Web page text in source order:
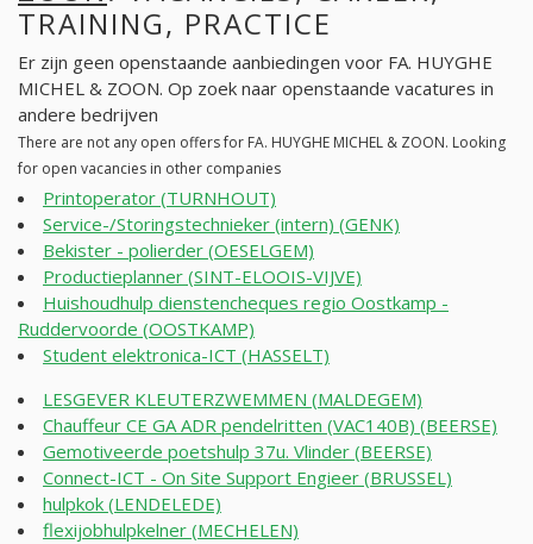
TRAINING, PRACTICE
Er zijn geen openstaande aanbiedingen voor FA. HUYGHE
MICHEL & ZOON. Op zoek naar openstaande vacatures in
andere bedrijven
There are not any open offers for FA. HUYGHE MICHEL & ZOON. Looking
for open vacancies in other companies
Printoperator (TURNHOUT)
Service-/Storingstechnieker (intern) (GENK)
Bekister - polierder (OESELGEM)
Productieplanner (SINT-ELOOIS-VIJVE)
Huishoudhulp dienstencheques regio Oostkamp -
Ruddervoorde (OOSTKAMP)
Student elektronica-ICT (HASSELT)
LESGEVER KLEUTERZWEMMEN (MALDEGEM)
Chauffeur CE GA ADR pendelritten (VAC140B) (BEERSE)
Gemotiveerde poetshulp 37u. Vlinder (BEERSE)
Connect-ICT - On Site Support Engieer (BRUSSEL)
hulpkok (LENDELEDE)
flexijobhulpkelner (MECHELEN)